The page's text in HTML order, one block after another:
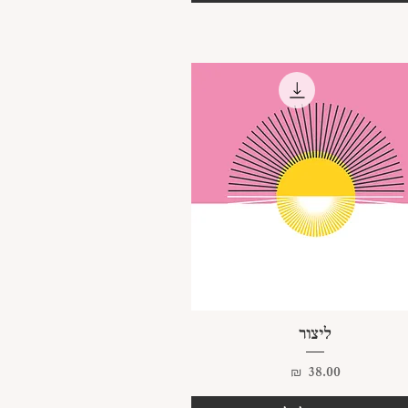
תצוגה מהירה
ליצור
מחיר‏38.00 ‏₪